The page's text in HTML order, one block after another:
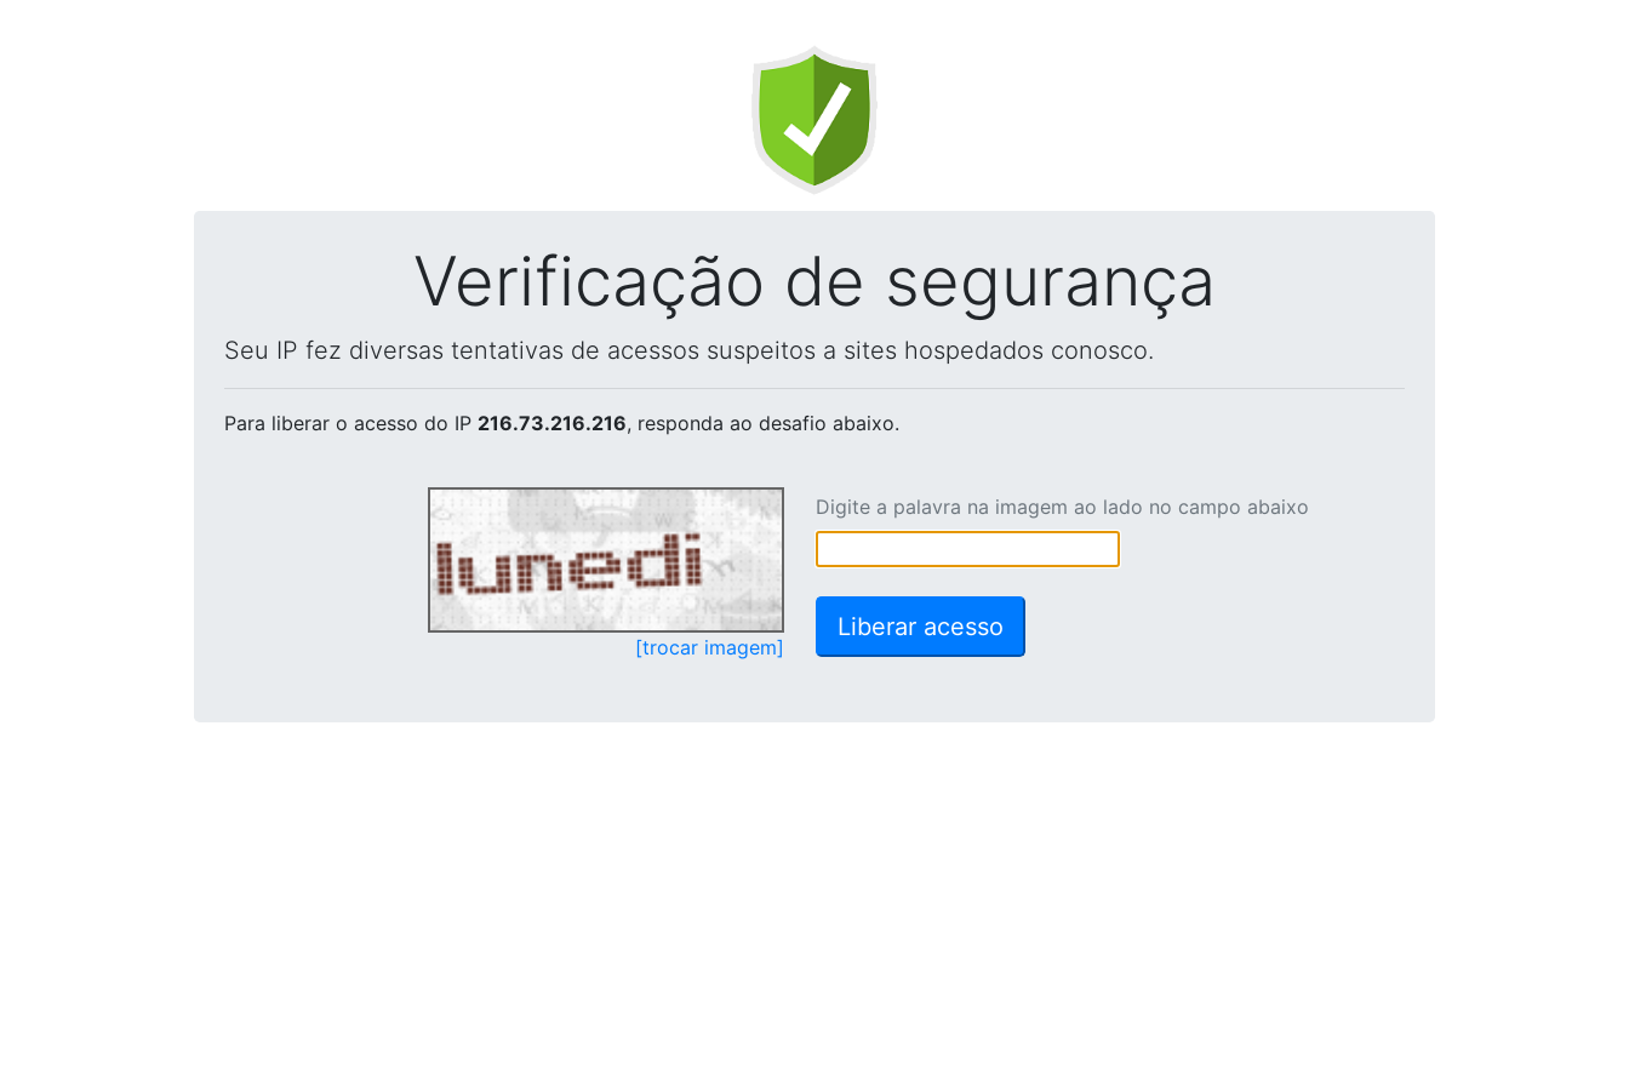
Verificação de segurança
Seu IP fez diversas tentativas de acessos suspeitos a sites hospedados conosco.
Para liberar o acesso do IP 216.73.216.216, responda ao desafio abaixo.
[trocar imagem]
Digite a palavra na imagem ao lado no campo abaixo